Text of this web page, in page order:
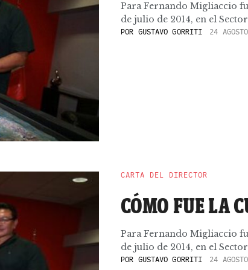
Para Fernando Migliaccio
de julio de 2014, en el
POR GUSTAVO GORRITI 24
CARTA DEL DIRECTOR
CÓMO FUE LA
Para Fernando Migliaccio
de julio de 2014, en el
POR GUSTAVO GORRITI 24